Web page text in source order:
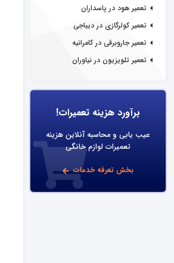
تعمیر هود در پاسداران
تعمیر کولرگازی در دیباجی
تعمیر جاروبرقی در کامرانیه
تعمیر تلویزیون در نیاوران
برآورد هزینه تعمیرات!
عیب یابی و محاسبه آنلاین هزینه
تعمیرات لوازم خانگی
بخش تعرفه خدمات